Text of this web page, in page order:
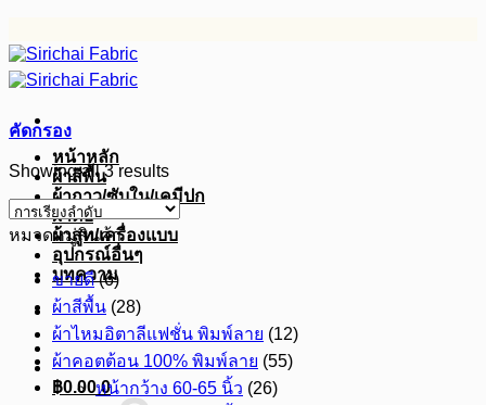
ไป
ยัง
หน้าหลัก
ผ้าสีพื้น
ผ้ากาว/ซับใน/เคมีปก
ผ้าดิบ
ผ้าสูท/เครื่องแบบ
อุปกรณ์อื่นๆ
บทความ
฿0.00 0
คัดกรอง
Showing all 3 results
หมวดหมู่สินค้า
ขายดี (6)
ผ้าสีพื้น (28)
ผ้าไหมอิตาลีแฟชั่น พิมพ์ลาย (12)
ผ้าคอตต้อน 100% พิมพ์ลาย (55)
หน้ากว้าง 60-65 นิ้ว (26)